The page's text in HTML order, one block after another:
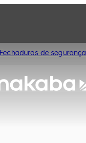
Fechaduras de segurança